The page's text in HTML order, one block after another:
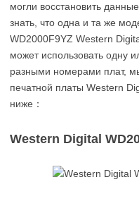
могли восстановить
знать, что одна и та же
WD2000F9YZ Western
может использовать одну
разными номерами плат,
печатной платы Western
ниже：
Western Digital